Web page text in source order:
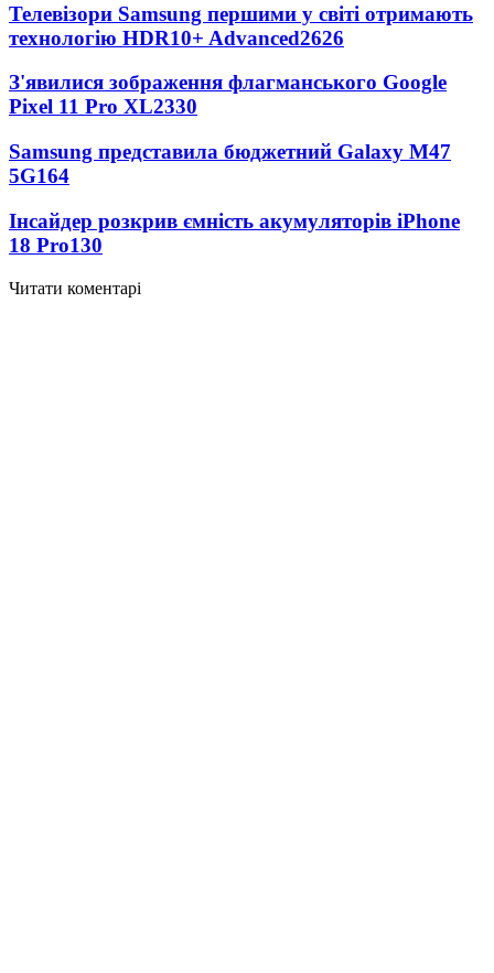
Телевізори Samsung першими у світі отримають
технологію HDR10+ Advanced2626
З'явилися зображення флагманського Google
Pixel 11 Pro XL2330
Samsung представила бюджетний Galaxy M47
5G164
Інсайдер розкрив ємність акумуляторів iPhone
18 Pro130
Читати коментарі